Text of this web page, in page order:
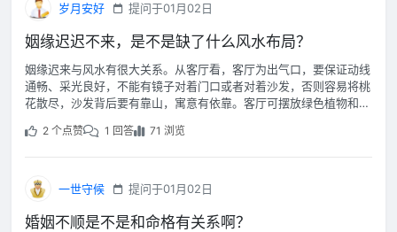
岁月安好 提问于01月02日
姻缘迟迟不来，是不是缺了什么风水布局？
姻缘迟来与风水有很大关系。从客厅看，客厅为出气口，要保证动线
通畅、采光良好，不能有镜子对着门口或者对着沙发，否则容易将桃
花散尽，沙发背后要有靠山，寓意有依靠。客厅可摆放绿色植物和水
2 个点赞 1 回答 71 浏览
一世守候 提问于01月02日
婚姻不顺是不是和命格有关系啊？